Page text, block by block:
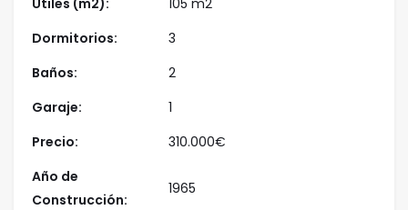
Dormitorios:
3
Baños:
2
Garaje:
1
Precio:
310.000€
Año de
Construcción:
1965